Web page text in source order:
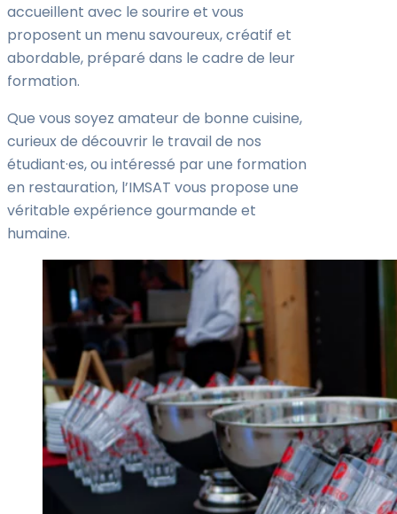
accueillent avec le sourire et vous
proposent un menu savoureux, créatif et
abordable, préparé dans le cadre de leur
formation.
Que vous soyez amateur de bonne cuisine,
curieux de découvrir le travail de nos
étudiant·es, ou intéressé par une formation
en restauration, l’IMSAT vous propose une
véritable expérience gourmande et
humaine.